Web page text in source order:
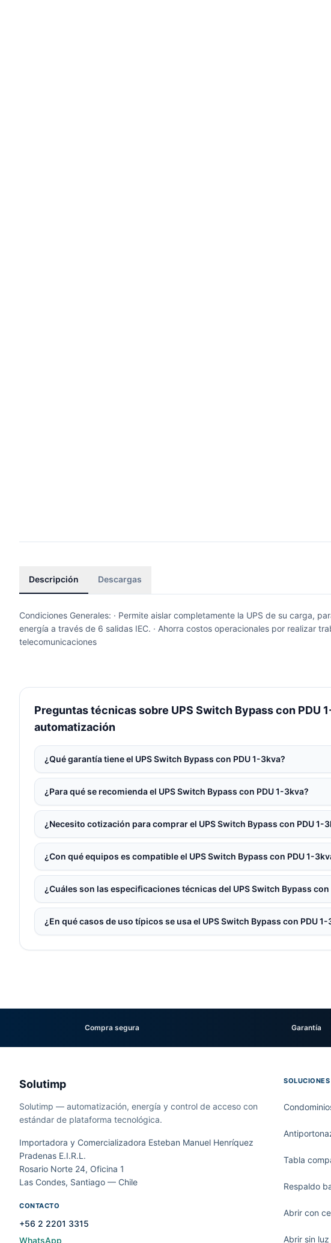
Descripción Descargas
Condiciones Generales: · Permite aislar completamente la UPS de su carga,
energía a través de 6 salidas IEC. · Ahorra costos operacionales por realizar
telecomunicaciones
Preguntas técnicas sobre UPS Switch Bypass con PDU
automatización
¿Qué garantía tiene el UPS Switch Bypass con PDU 1-3kva?
¿Para qué se recomienda el UPS Switch Bypass con PDU 1-3kva?
¿Necesito cotización para comprar el UPS Switch Bypass con PDU 1-
¿Con qué equipos es compatible el UPS Switch Bypass con PDU 1-
¿Cuáles son las especificaciones técnicas del UPS Switch Bypass con
¿En qué casos de uso típicos se usa el UPS Switch Bypass con PDU 1-
Compra segura Garantía
Solutimp
Solutimp — automatización, energía y control de acceso con
estándar de plataforma tecnológica.
Importadora y Comercializadora Esteban Manuel Henríquez
Pradenas E.I.R.L.
Rosario Norte 24, Oficina 1
Las Condes, Santiago — Chile
CONTACTO
+56 2 2201 3315
WhatsApp
SOLUCIONES
Tabla
Respaldo
Abrir con
Abrir sin luz